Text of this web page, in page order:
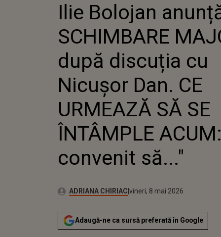
DUPĂ
NICUȘOR
URMEAZĂ
ÎNTÂMPLE
Ilie Bolojan
SCHIMBARE
după discuția cu
Nicușor Dan. CE
URMEAZĂ SĂ SE
ÎNTÂMPLE
convenit să..."
Autor:ADRIANA CHIRIACPublicat:
vineri, 8 mai 2026
Actualizat:
vineri, 8 mai 2026
Adaugă-ne ca sursă preferată în Google